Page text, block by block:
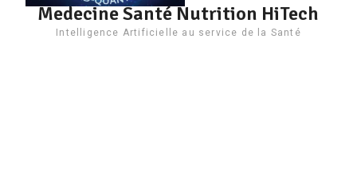
Medecine Santé Nutrition HiTech
Intelligence Artificielle au service de la Santé